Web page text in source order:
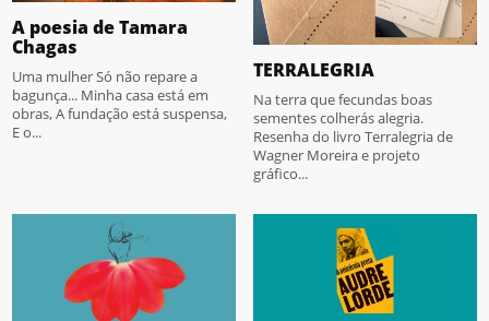
A poesia de Tamara
Chagas
Uma mulher Só não repare a
bagunça... Minha casa está em
obras, A fundação está suspensa,
E o...
TERRALEGRIA
Na terra que fecundas boas
sementes colherás alegria.
Resenha do livro Terralegria de
Wagner Moreira e projeto
gráfico...